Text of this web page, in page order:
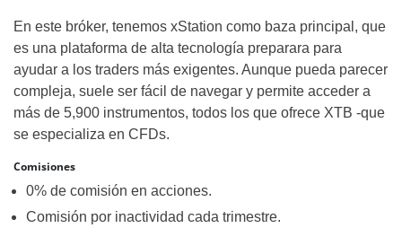
En este bróker, tenemos xStation como baza principal, que
es una plataforma de alta tecnología preparara para
ayudar a los traders más exigentes. Aunque pueda parecer
compleja, suele ser fácil de navegar y permite acceder a
más de 5,900 instrumentos, todos los que ofrece XTB -que
se especializa en CFDs.
Comisiones
0% de comisión en acciones.
Comisión por inactividad cada trimestre.